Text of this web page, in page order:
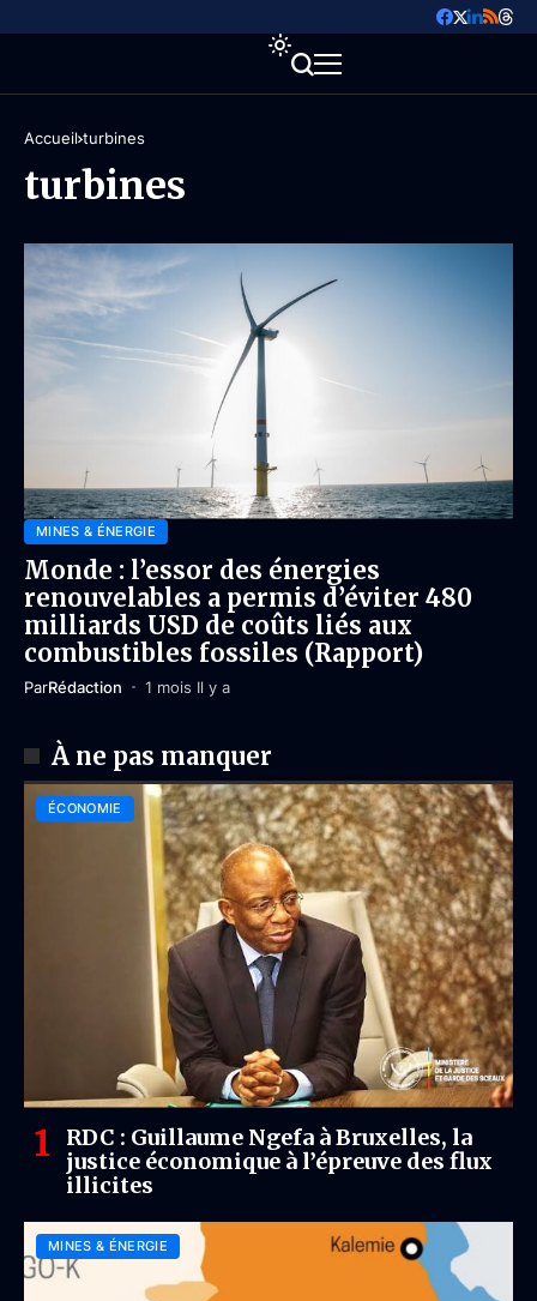
Accueil turbines
turbines
MINES & ÉNERGIE
Monde : l’essor des énergies
renouvelables a permis d’éviter 480
milliards USD de coûts liés aux
combustibles fossiles (Rapport)
ParRédaction 1 mois Il y a
À ne pas manquer
ÉCONOMIE
RDC : Guillaume Ngefa à Bruxelles, la
justice économique à l’épreuve des flux
illicites
MINES & ÉNERGIE